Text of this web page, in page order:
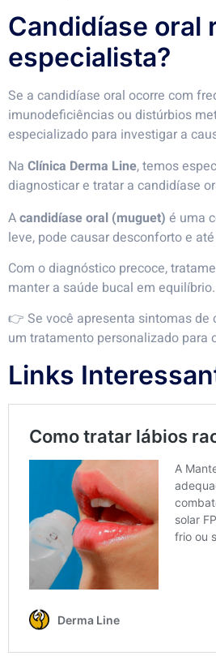
Candidíase oral
especialista?
Se a candidíase oral ocorre com
imunodeficiências ou distúrbios
especializado para investigar a
Na Clínica Derma Line, temos
diagnosticar e tratar a candidíase
Acandidíase oral (muguet) é uma
leve, pode causar desconforto e
Com o diagnóstico precoce,
manter a saúde bucal em equilíbrio.
👉 Se você apresenta sintomas de
um tratamento personalizado para
Links